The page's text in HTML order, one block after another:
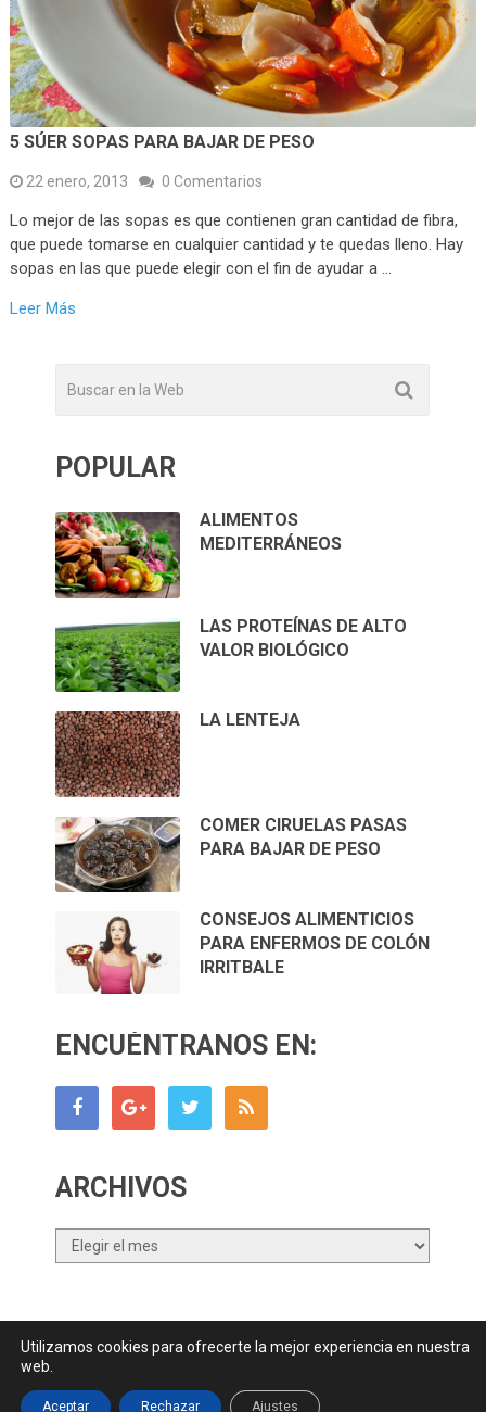
5 SÚER SOPAS PARA BAJAR DE PESO
22 enero, 2013 0 Comentarios
Lo mejor de las sopas es que contienen gran cantidad de fibra,
que puede tomarse en cualquier cantidad y te quedas lleno. Hay
sopas en las que puede elegir con el fin de ayudar a …
Leer Más
POPULAR
ALIMENTOS
MEDITERRÁNEOS
LAS PROTEÍNAS DE ALTO
VALOR BIOLÓGICO
LA LENTEJA
COMER CIRUELAS PASAS
PARA BAJAR DE PESO
CONSEJOS ALIMENTICIOS
PARA ENFERMOS DE COLÓN
IRRITBALE
ENCUÉNTRANOS EN:
ARCHIVOS
Archivos
Contactar|| Datos Legales y Privacidady
Utilizamos cookies para ofrecerte la mejor experiencia en nuestra
web.
Aceptar Rechazar Ajustes